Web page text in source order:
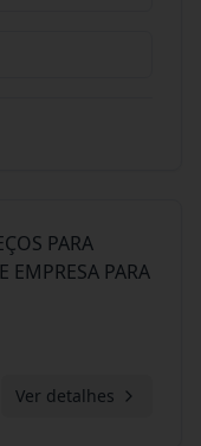
PARA
EMPRESA PARA
Ver detalhes